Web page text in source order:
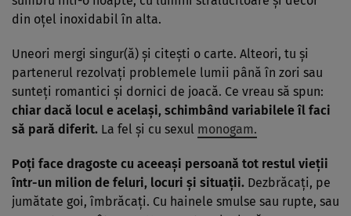
din oţel inoxidabil în alta.
Uneori mergi singur(ă) şi citeşti o carte. Alteori, tu şi
partenerul rezolvaţi problemele lumii până în zori sau
sunteţi romantici şi dornici de joacă. Ce vreau să spun:
chiar dacă locul e acelaşi, schimbând variabilele îl faci
să pară diferit. La fel şi cu sexul monogam.
Poţi face dragoste cu aceeaşi persoană tot restul vieţii
într-un milion de feluri, locuri şi situaţii. Dezbrăcaţi, pe
jumătate goi, îmbrăcaţi. Cu hainele smulse sau rupte, sau